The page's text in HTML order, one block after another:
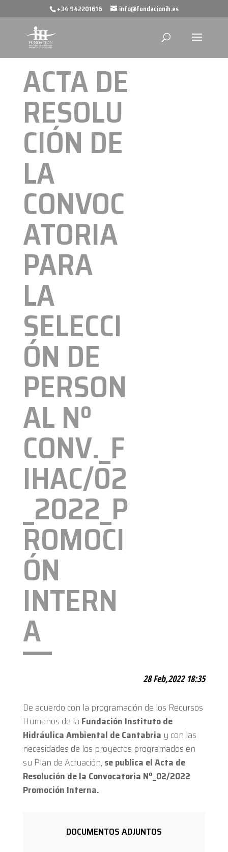
+34 942201616 info@fundacionih.es
ACTA DE
RESOLU
CIÓN DE
LA
CONVOC
ATORIA
PARA
LA
SELECCI
ÓN DE
PERSON
AL Nº
CONV._F
IHAC/02
_2022_P
ROMOCI
ÓN
INTERN
A
28 Feb,2022 18:35
De acuerdo con la programación de los Recursos
Humanos de la Fundación Instituto de
Hidráulica Ambiental de Cantabria y con las
necesidades de los proyectos programados en
su Plan de Actuación, se publica el Acta de
Resolución de la Convocatoria Nº_02/2022
Promoción Interna.
DOCUMENTOS ADJUNTOS